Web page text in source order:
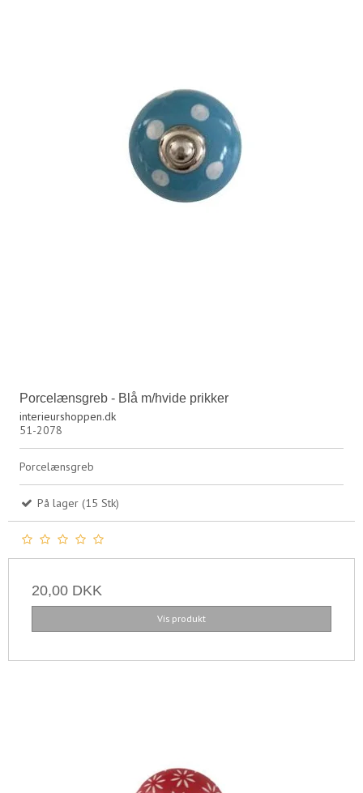
Porcelænsgreb - Blå m/hvide prikker
interieurshoppen.dk
51-2078
Porcelænsgreb
På lager (15 Stk)
20,00 DKK
Vis produkt